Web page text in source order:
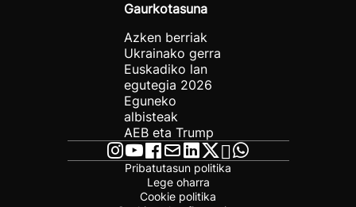
Gaurkotasuna
Azken berriak
Ukrainako gerra
Euskadiko lan
egutegia 2026
Eguneko
albisteak
AEB eta Trump
Pribatutasun politika
Lege oharra
Cookie politika